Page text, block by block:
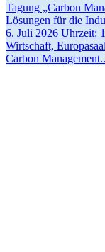
Tagung „Carbon
Lösungen für die
6. Juli 2026 Uhrzeit:
Wirtschaft,
Carbon